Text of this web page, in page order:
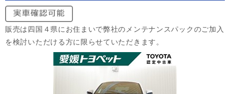
販売は四国４県にお住まいで弊社のメンテナンスパックのご加入
を検討いただける方に限らせていただきます。